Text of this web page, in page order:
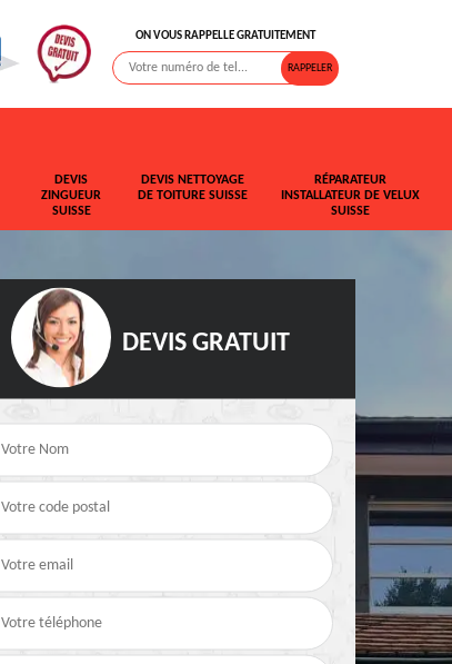
ON VOUS RAPPELLE GRATUITEMENT
DEVIS
ZINGUEUR
SUISSE
DEVIS NETTOYAGE
DE TOITURE SUISSE
RÉPARATEUR
INSTALLATEUR DE VELUX
SUISSE
Rehaussement de
Devis fuite de toiture
Suisse
DEVIS GRATUIT